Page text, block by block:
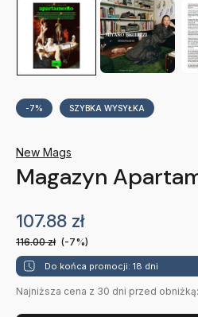
-7% SZYBKA WYSYŁKA
New Mags
Magazyn
107.88 zł
116.00zł (-7%)
Do końca promocji: 18 dni
Najniższa cena z 30 dni przed obniżką: